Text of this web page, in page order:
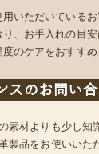
いただいている
、お手入れの目
のケアをおすすめ
スのお問い
素材よりも少し知
製品をお使いいた